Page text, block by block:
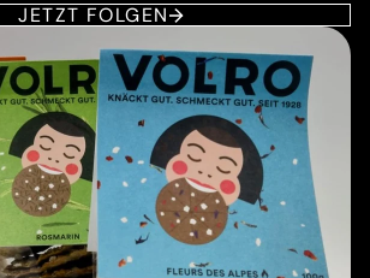
JETZT FOLGEN